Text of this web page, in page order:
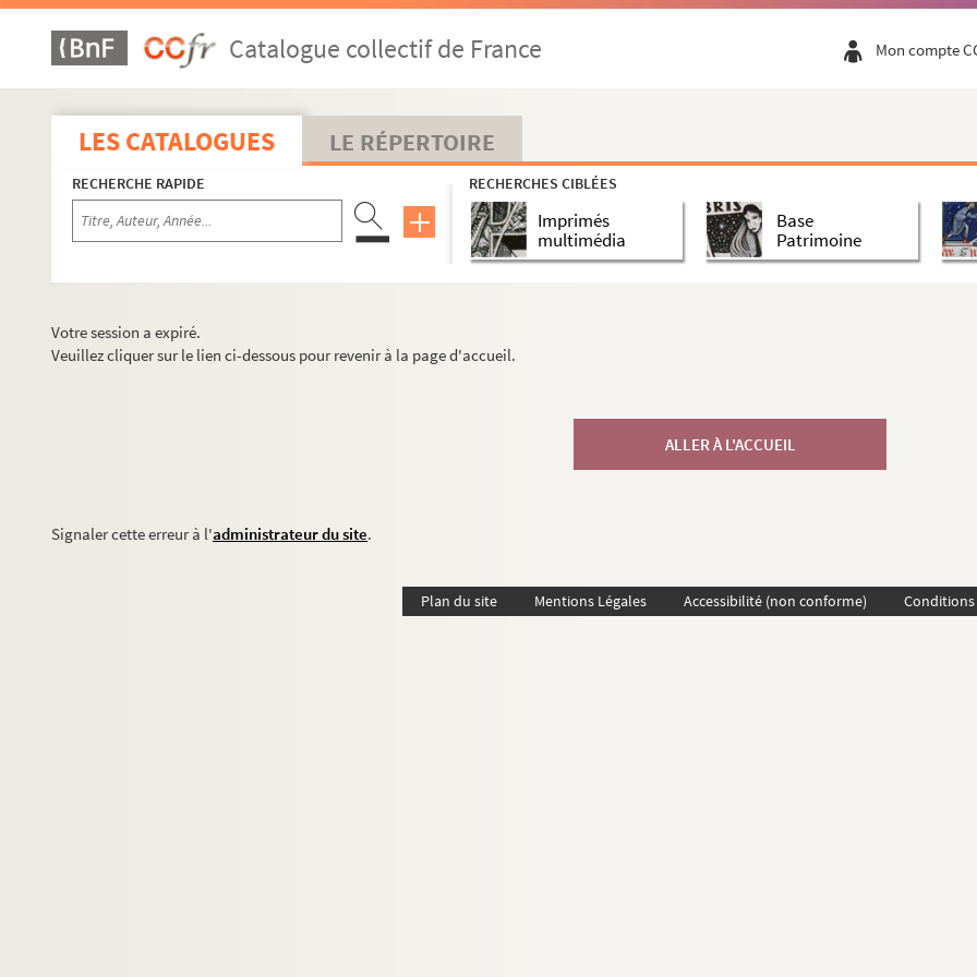
Catalogue collectif de France Mon compte
LES CATALOGUES LE RÉPERTOIRE
RECHERCHE RAPIDE RECHERCHES CIBLÉES
Imprimés
multimédia
Base
Patrimoine
Votre session a expiré.
Veuillez cliquer sur le lien ci-dessous pour revenir à la page d'accueil.
ALLER À L'ACCUEIL
Signaler cette erreur à l'administrateur du site.
Plan du site Mentions Légales Accessibilité (non conforme)